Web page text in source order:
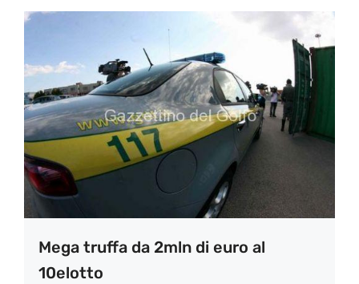
Mega truffa da 2mln di euro al
10elotto